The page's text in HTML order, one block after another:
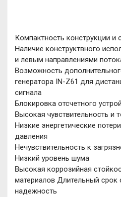
Компактность конструкции и
Наличие конструктвного
и левым направлениями
Возможность
генератора IN-Z61 для
сигнала
Блокировка отсчетного
Высокая чувствительность и
Низкие энергетические
давления
Нечувствительность к
Низкий уровень шума
Высокая коррозийная
материалов Длительный
надежность